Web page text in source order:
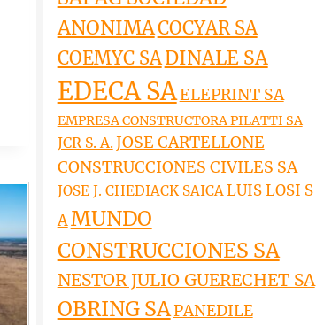
ANONIMACOCYAR SA
COEMYC SADINALE SA
EDECA SAELEPRINT SA
EMPRESA CONSTRUCTORA PILATTI SA
JCR S. A.JOSE CARTELLONE
CONSTRUCCIONES CIVILES SA
JOSE J. CHEDIACK SAICALUIS LOSI S
AMUNDO
CONSTRUCCIONES SA
NESTOR JULIO GUERECHET SA
OBRING SAPANEDILE